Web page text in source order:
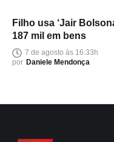
Filho usa ‘Jair
187 mil em bens
7 de agosto às 16:33h
por Daniele Mendonça